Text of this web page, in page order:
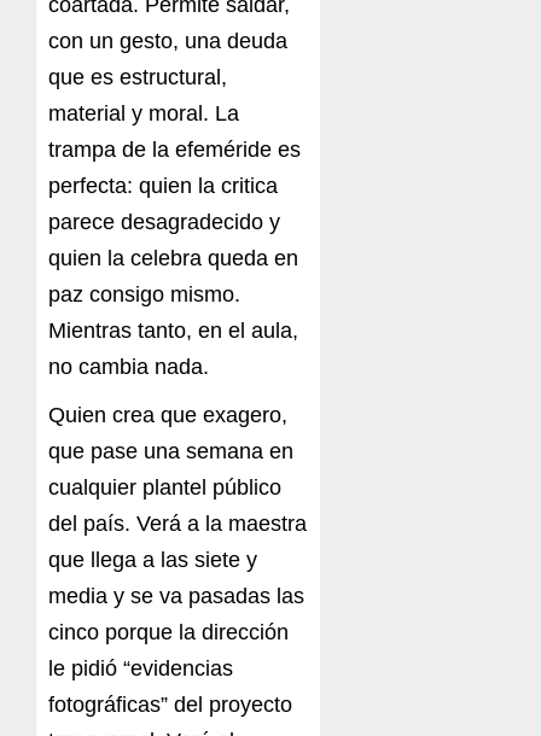
con un gesto, una deuda
que es estructural,
material y moral. La
trampa de la efeméride es
perfecta: quien la critica
parece desagradecido y
quien la celebra queda en
paz consigo mismo.
Mientras tanto, en el aula,
no cambia nada.
Quien crea que exagero,
que pase una semana en
cualquier plantel público
del país. Verá a la maestra
que llega a las siete y
media y se va pasadas las
cinco porque la dirección
le pidió “evidencias
fotográficas” del proyecto